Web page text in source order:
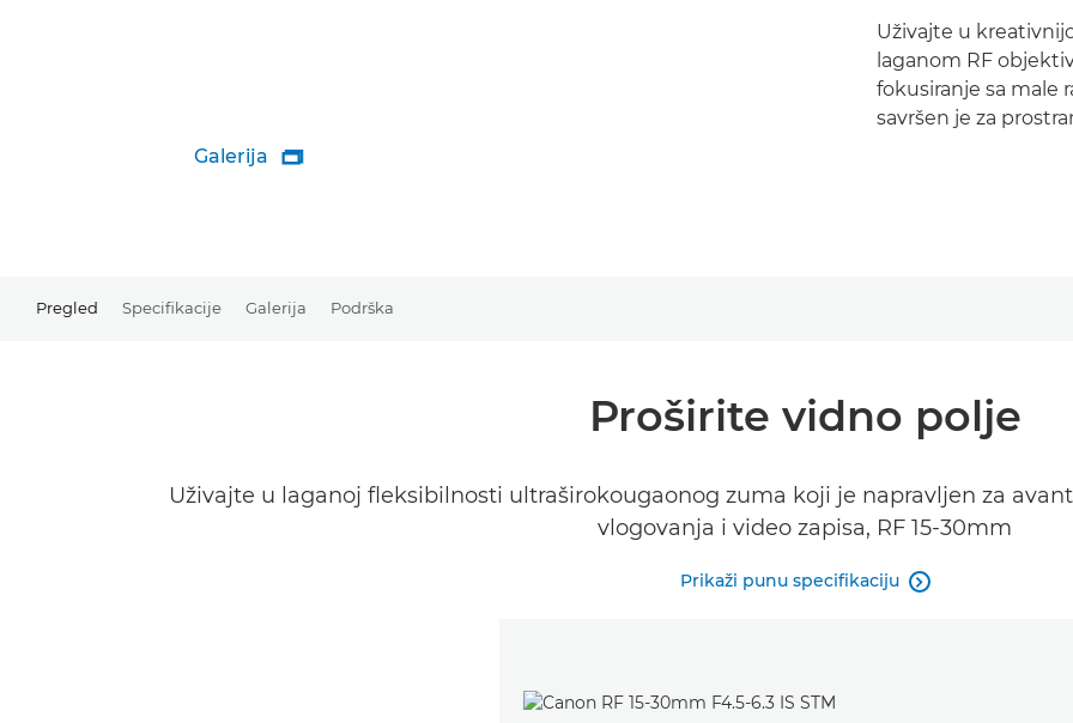
Galerija 
Uživajte u
laganom RF
fokusiranje sa male
savršen je za
Pregled Specifikacije Galerija Podrška
Proširite vidno polje
Uživajte u laganoj fleksibilnosti ultraširokougaonog zuma koji je napravljen za
vlogovanja i video zapisa, RF 15-30mm
Prikaži punu specifikaciju 